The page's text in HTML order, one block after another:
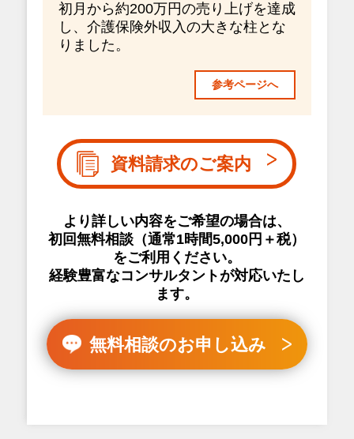
初月から約200万円の売り上げを達成
し、介護保険外収入の大きな柱とな
りました。
参考ページへ
資料請求のご案内
より詳しい内容をご希望の場合は、
初回無料相談（通常1時間5,000円＋税）
をご利用ください。
経験豊富なコンサルタントが対応いたし
ます。
無料相談のお申し込み